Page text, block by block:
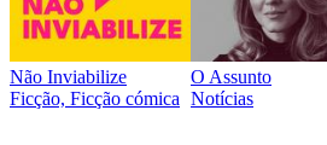
Não Inviabilize
Ficção, Ficção cómica
O Assunto
Notícias